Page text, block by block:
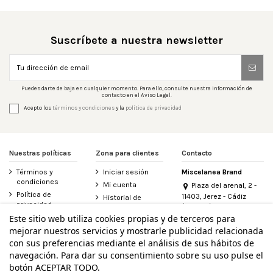
Suscríbete a nuestra newsletter
Puedes darte de baja en cualquier momento. Para ello, consulte nuestra información de
contacto en el Aviso Legal.
Acepto lostérminos y condicionesy la política de privacidad
Nuestras políticas
Términos y
condiciones
Política de
privacidad
Aviso legal
Política de
cookies
Accesibilidad
Zona para clientes
Iniciar sesión
Mi cuenta
Historial de
Contacte con
nosotros
Derecho de
desistimiento
Contacto
Miscelanea Brand
Plaza del arenal, 2 -
11403, Jerez - Cádiz
(España)
956 155 340
info@miscelanea.online
Este sitio web utiliza cookies propias y de terceros para
mejorar nuestros servicios y mostrarle publicidad relacionada
con sus preferencias mediante el análisis de sus hábitos de
navegación. Para dar su consentimiento sobre su uso pulse el
botón ACEPTAR TODO.